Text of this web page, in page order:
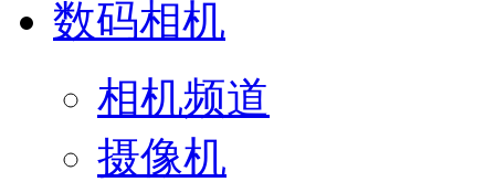
数码相机
相机频道
摄像机